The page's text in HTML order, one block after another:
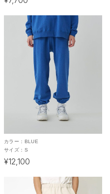
カラー： BLUE
サイズ： S
¥12,100